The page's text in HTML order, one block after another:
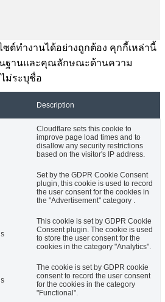
ซต์ทำงานได้อย่างถูกต้อง คุกกี้เหล่านี้
ฐานและคุณลักษณะด้านความ
ม่ระบุชื่อ
Description
Cloudflare sets this cookie to
improve page load times and to
disallow any security restrictions
based on the visitor's IP address.
Set by the GDPR Cookie Consent
plugin, this cookie is used to record
the user consent for the cookies in
the "Advertisement" category .
This cookie is set by GDPR Cookie
Consent plugin. The cookie is used
to store the user consent for the
cookies in the category "Analytics".
The cookie is set by GDPR cookie
consent to record the user consent
for the cookies in the category
"Functional".